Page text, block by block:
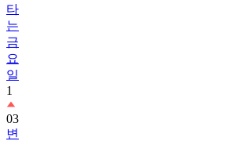
타
는
금
요
일
1
03
변